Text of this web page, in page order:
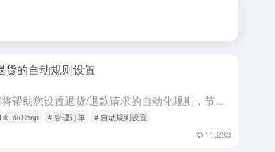
货的自动规则设置
这份全面指南将帮助您设置退货/退款请求的自动化规则，节省宝贵的时间和资源。通过允许买家保留产品并自动批准退款，无需退回商品，您可以简化运营流程。请按照以下分步说明，轻松设置无需退货的自动退款规则。 创...
# 管理订单 # 自动规则设置
11,233